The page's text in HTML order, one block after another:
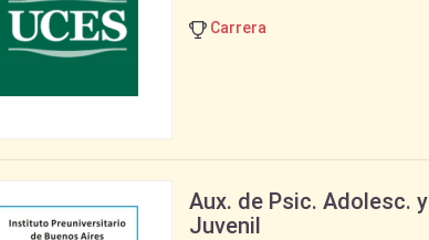
Carrera
Aux. de Psic. Adolesc. y
Juvenil